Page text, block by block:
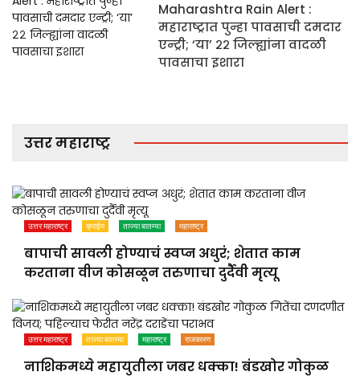
Maharashtra Rain Alert :
महाराष्ट्रात पुन्हा पावसाची दमदार
एन्ट्री; ‘या’ २२ जिल्ह्यांना वादळी
पावसाचा इशारा
उत्तर महाराष्ट्र
उत्तर महाराष्ट्र क्राईम ताज्या बातम्या महाराष्ट्र
बापाची सावली होण्याचं स्वप्न अधुरं; शेतात काम
करताना वीज कोसळून तरुणाचा दुर्दैवी मृत्यू
उत्तर महाराष्ट्र ताज्या बातम्या महाराष्ट्र राजकारण
नाशिकमध्ये महायुतीला जबर धक्का! बंडखोर गोकुळ